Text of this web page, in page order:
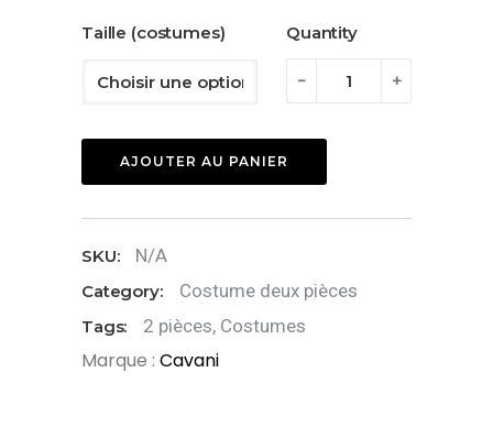
Taille (costumes) Quantity
-
quantité
Costume
deux
+
AJOUTER AU PANIER
SKU: N/A
Category: Costume deux pièces
Tags: 2 pièces, Costumes
Marque : Cavani